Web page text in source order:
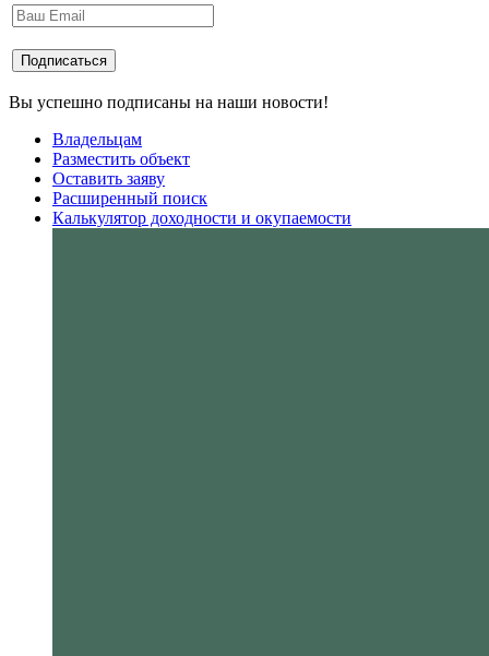
Вы успешно подписаны на наши новости!
Владельцам
Разместить объект
Оставить заяву
Расширенный поиск
Калькулятор доходности и окупаемости